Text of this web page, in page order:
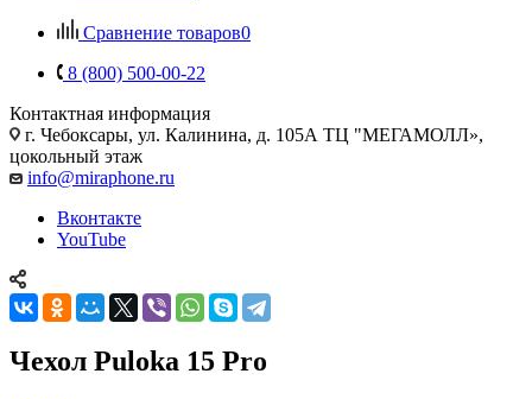
Сравнение товаров0
8 (800) 500-00-22
Контактная информация
г. Чебоксары, ул. Калинина, д. 105А ТЦ "МЕГАМОЛЛ»,
цокольный этаж
info@miraphone.ru
Вконтакте
YouTube
Чехол Puloka 15 Pro